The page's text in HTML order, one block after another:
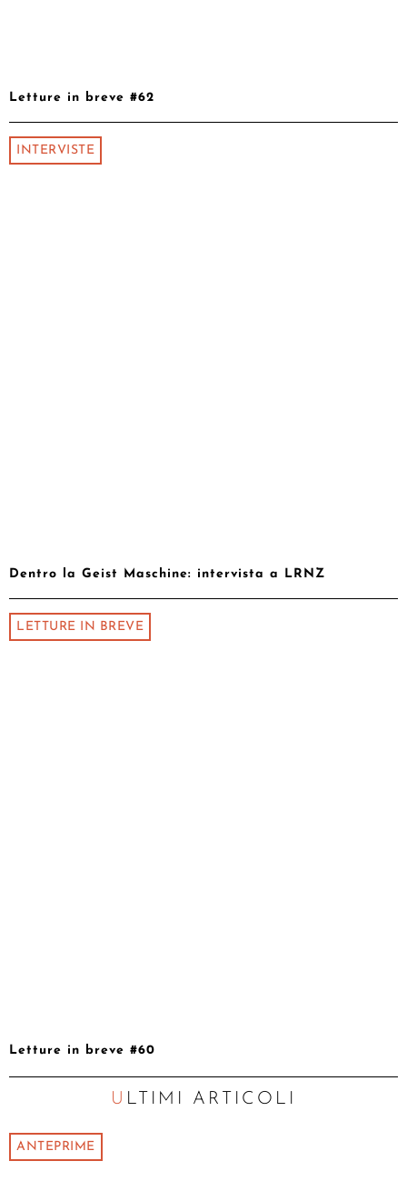
Letture in breve #62
INTERVISTE
Dentro la Geist Maschine: intervista a LRNZ
LETTURE IN BREVE
Letture in breve #60
ULTIMI ARTICOLI
ANTEPRIME